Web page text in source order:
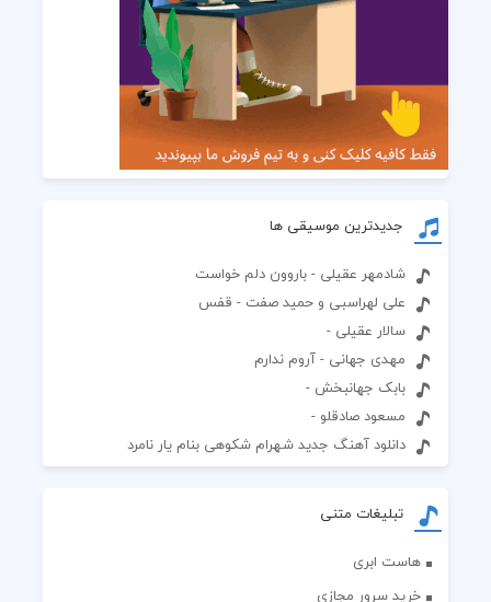
جدیدترین موسیقی ها
شادمهر عقیلی - باروون دلم خواست
علی لهراسبی و حمید صفت - قفس
سالار عقیلی -
مهدی جهانی - آروم ندارم
بابک جهانبخش -
مسعود صادقلو -
دانلود آهنگ جدید شهرام شکوهی بنام یار نامرد
تبلیغات متنی
هاست ابری
خرید سرور مجازی